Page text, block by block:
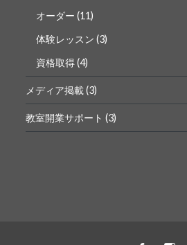
オーダー (11)
体験レッスン (3)
資格取得(4)
メディア掲載 (3)
教室開業サポート (3)